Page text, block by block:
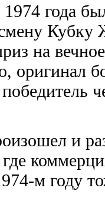
года
Кубку
на
оригинал
и
м году